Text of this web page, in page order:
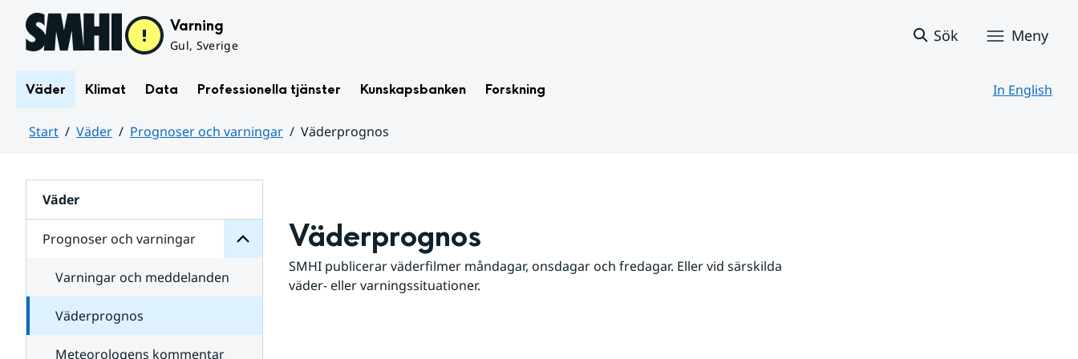
Hoppa till sidans innehåll Varning
Gul, Sverige
Sök Meny
Väder Klimat Data Professionella tjänster Kunskapsbanken Forskning In English
Start Väder Prognoser och varningar
Väderprognos
Väder
Prognoser och varningar
för
varningar
Varningar och meddelanden
Väderprognos
Meteorologens kommentar
Väderprognos
SMHI publicerar väderfilmer måndagar, onsdagar och fredagar. Eller vid särskilda
väder- eller varningssituationer.